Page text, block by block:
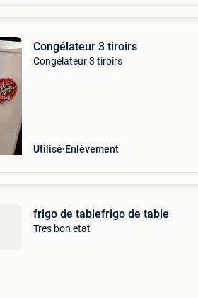
Congélateur 3 tiroirs
Congélateur 3 tiroirs
Utilisé Enlèvement
frigo de tablefrigo de table
Tres bon etat